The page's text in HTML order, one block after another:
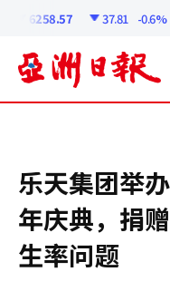
6258.57 37.81 -0.6%
乐天集团举
年庆典，捐
生率问题